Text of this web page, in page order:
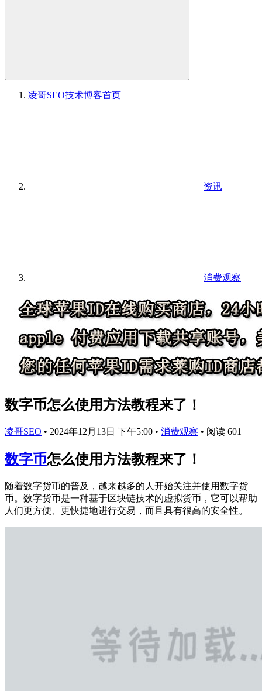
凌哥SEO技术博客首页
资讯
消费观察
数字币怎么使用方法教程来了！
凌哥SEO • 2024年12月13日 下午5:00 • 消费观察 • 阅读 601
数字币怎么使用方法教程来了！
随着数字货币的普及，越来越多的人开始关注并使用数字货
币。数字货币是一种基于区块链技术的虚拟货币，它可以帮助
人们更方便、更快捷地进行交易，而且具有很高的安全性。